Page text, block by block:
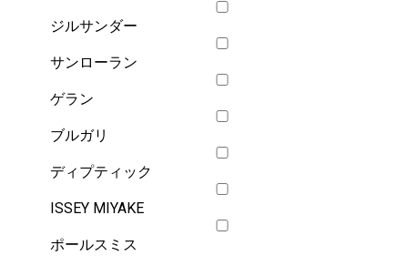
ジルサンダー
サンローラン
ゲラン
ブルガリ
ディプティック
ISSEY MIYAKE
ポールスミス